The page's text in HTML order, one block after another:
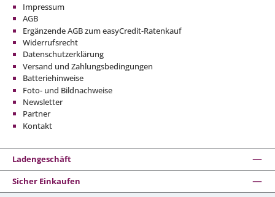
Impressum
AGB
Ergänzende AGB zum easyCredit-Ratenkauf
Widerrufsrecht
Datenschutzerklärung
Versand und Zahlungsbedingungen
Batteriehinweise
Foto- und Bildnachweise
Newsletter
Partner
Kontakt
Ladengeschäft
Sicher Einkaufen